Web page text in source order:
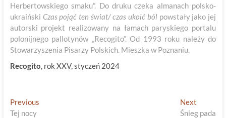
Herbertowskiego smaku”. Do druku czeka almanach polsko-
ukraiński Czas pojąć ten świat/ czas ukoić bólpowstały jako jej
autorski projekt realizowany na łamach paryskiego portalu
polonijnego pallotynów „Recogito”. Od 1993 roku należy do
Stowarzyszenia Pisarzy Polskich. Mieszka w Poznaniu.
Recogito, rok XXV, styczeń 2024
Nawigacja
PreviousPrevious
Tej nocy
Next
post:
Śnieg pada